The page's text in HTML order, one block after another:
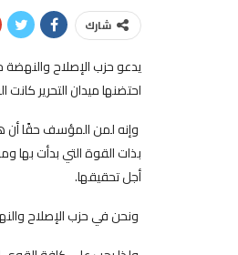
شارك
احتضنها ميدان التحرير
وإنه لمن المؤسف حقًا أن
بذات القوة التي بدأت بها
أجل تحقيقها.
ونحن في حزب الإصلاح